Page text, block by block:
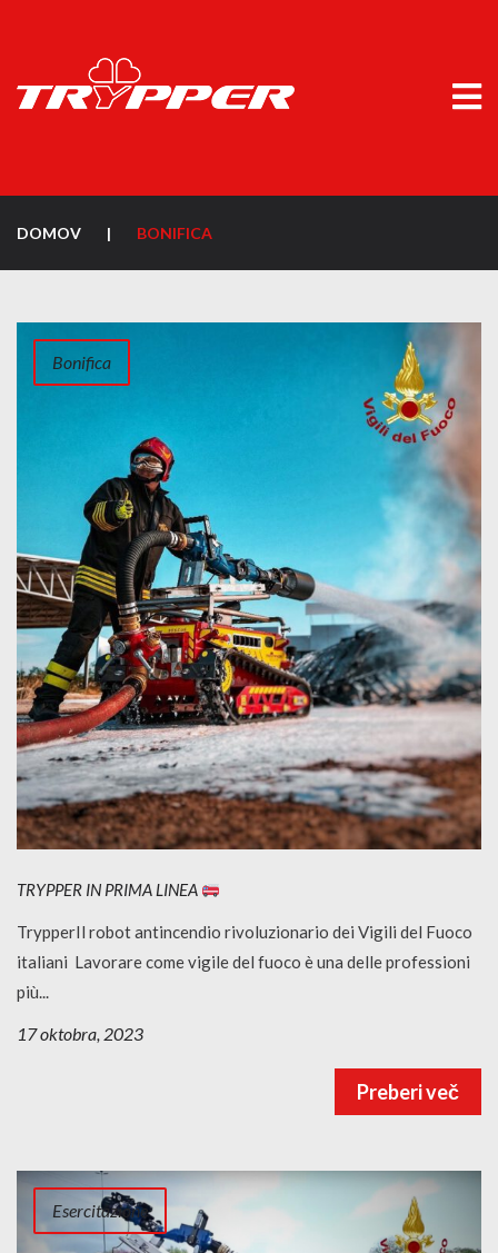
DOMOV | BONIFICA
Bonifica
TRYPPER IN PRIMA LINEA
TrypperIl robot antincendio rivoluzionario dei Vigili del Fuoco
italiani Lavorare come vigile del fuoco è una delle professioni
più...
17 oktobra, 2023
Preberi več
Esercitazione